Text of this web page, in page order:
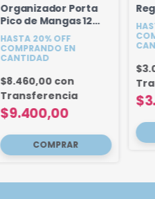
Organizador Porta
Pico de Mangas 12
picos
HASTA 20% OFF
COMPRANDO EN
CANTIDAD
$9.400,00
$8.460,00 con
Transferencia